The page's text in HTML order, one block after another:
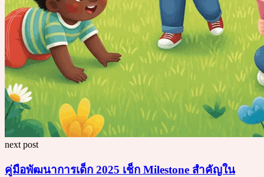
next post
คู่มือพัฒนาการเด็ก 2025 เช็ก Milestone สำคัญใน